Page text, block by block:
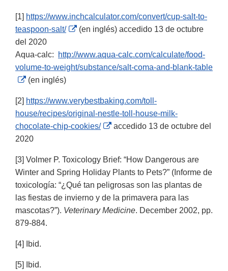
[1] https://www.inchcalculator.com/convert/cup-salt-to-
teaspoon-salt/
External
Disclaimer
(en inglés) accedido 13 de octubre
del 2020
Aqua-calc:
http://www.aqua-calc.com/calculate/food-
volume-to-weight/substance/salt-coma-and-blank-table
External
Disclaimer
(en inglés)
[2] https://www.verybestbaking.com/toll-
house/recipes/original-nestle-toll-house-milk-
chocolate-chip-cookies/
External
accedido 13 de octubre del
2020
[3] Volmer P. Toxicology Brief: “How Dangerous are
Winter and Spring Holiday Plants to Pets?” (Informe de
toxicología: “¿Qué tan peligrosas son las plantas de
las fiestas de invierno y de la primavera para las
mascotas?”). Veterinary Medicine. December 2002, pp.
879-884.
[4] Ibid.
[5] Ibid.